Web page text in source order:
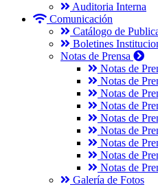
Auditoria Interna
Comunicación
Catálogo de
Boletines
Notas de Prensa
Notas de
Notas de
Notas de
Notas de
Notas de
Notas de
Notas de
Notas de
Notas de
Galería de Fotos